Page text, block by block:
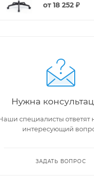
от18 252 ₽
Нужна
специалисты ответят
интересующий
ЗАДАТЬ ВОПРОС